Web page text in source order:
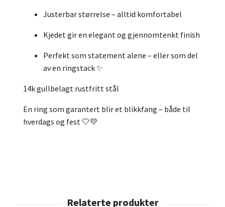
Justerbar størrelse – alltid komfortabel
Kjedet gir en elegant og gjennomtenkt finish
Perfekt som statement alene – eller som del
av en ringstack ✨
14k gullbelagt rustfritt stål
En ring som garantert blir et blikkfang – både til
hverdags og fest 🤍💛